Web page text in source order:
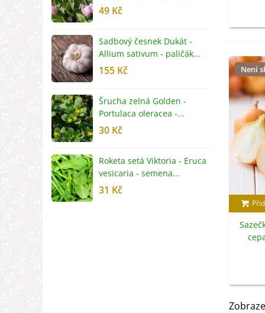
49 Kč
Sadbový česnek Dukát -
Allium sativum - paličák...
155 Kč
Šrucha zelná Golden -
Portulaca oleracea -...
30 Kč
Roketa setá Viktoria - Eruca
vesicaria - semena...
31 Kč
Není